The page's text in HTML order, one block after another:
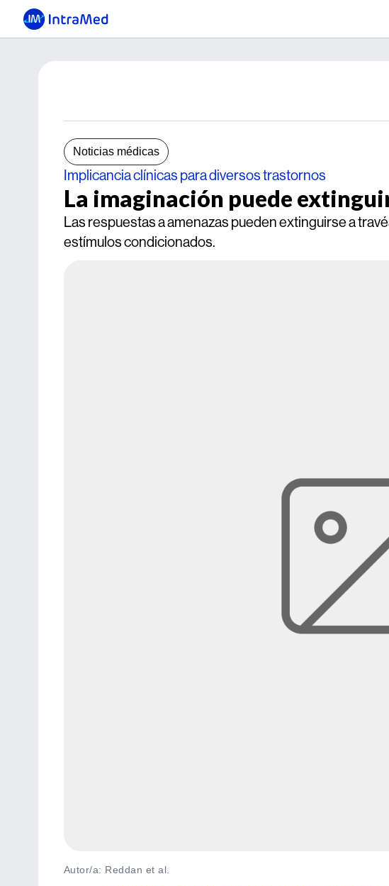
Noticias médicas
Implicancia clínicas para diversos trastornos
La imaginación puede
Las respuestas a amenazas pueden extinguirse a
estímulos condicionados.
Autor/a: Reddan et al.